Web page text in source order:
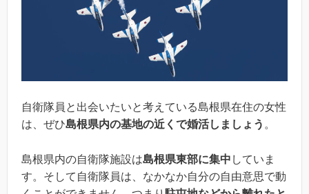
自衛隊員と出会いたいと考えている島根県在住の女性
は、ぜひ島根県内の基地の近くで婚活しましょう 。
島根県内の自衛隊施設は島根県東部に集中 していま
す。そして自衛隊員は、なかなか自分の自由意思で動